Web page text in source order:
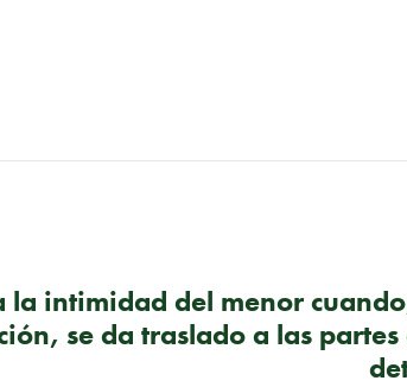
la intimidad del menor
se da traslado a las partes